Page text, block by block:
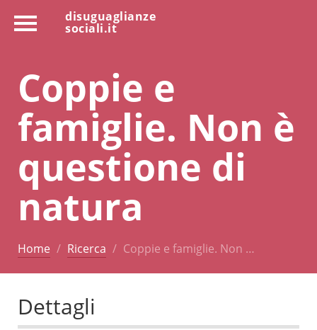
disuguaglianze
sociali.it
Coppie e
famiglie. Non è
questione di
natura
Home Ricerca Coppie e famiglie. Non …
Dettagli